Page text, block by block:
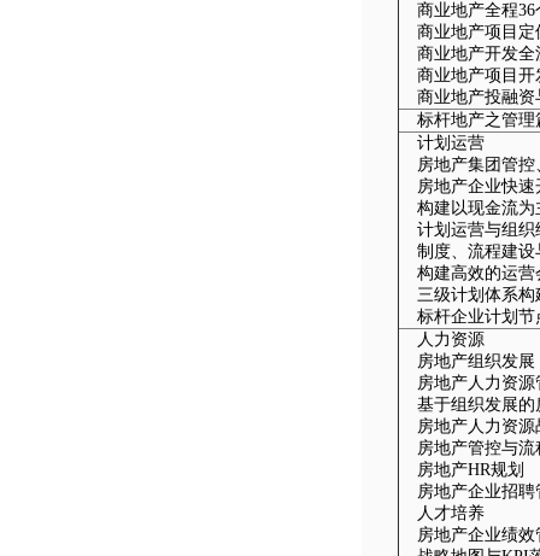
商业地产全程
商业地产项目
商业地产开发
商业地产项目
商业地产投融资
标杆地产之管理
计划运营
房地产集团管
房地产企业快
构建以现金流
计划运营与组织
制度、流程建设
构建高效的运营
三级计划体系
标杆企业计划
人力资源
房地产组织发展
房地产人力资源
基于组织发展的
房地产人力资
房地产管控与流
房地产HR规划
房地产企业招聘
人才培养
房地产企业绩效
可以介绍下你们的产品么